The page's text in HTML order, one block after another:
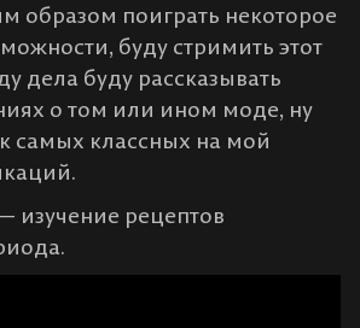
образом поиграть некоторое
буду стримить этот
дела буду рассказывать
о том или ином моде, ну
самых классных на мой
изучение рецептов